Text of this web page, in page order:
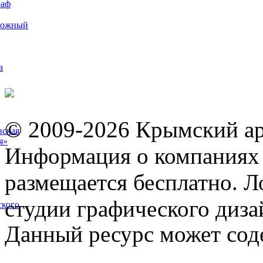
© 2009-2026 Крымский
Информация о компаниях
размещается бесплатно.
студии графического
Данный ресурс может